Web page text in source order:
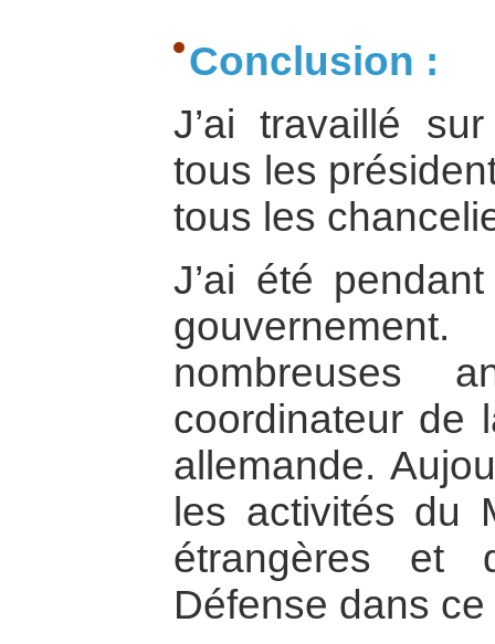
Conclusion :
J’ai travaillé
tous les
tous les
J’ai été
nombreuses
coordinateur de
allemande.
les activités du
étrangères et
Défense dans